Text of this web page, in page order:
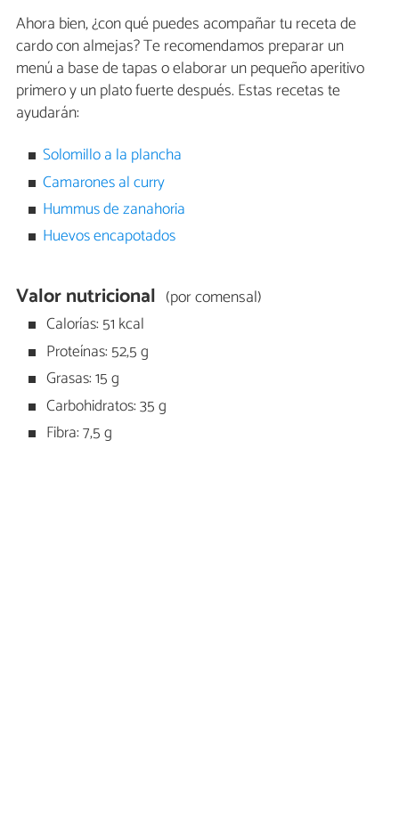
Ahora bien, ¿con qué puedes acompañar tu receta de
cardo con almejas? Te recomendamos preparar un
menú a base de tapas o elaborar un pequeño aperitivo
primero y un plato fuerte después. Estas recetas te
ayudarán:
Solomillo a la plancha
Camarones al curry
Hummus de zanahoria
Huevos encapotados
Valor nutricional (por comensal)
Calorías: 51 kcal
Proteínas: 52,5 g
Grasas: 15 g
Carbohidratos: 35 g
Fibra: 7,5 g